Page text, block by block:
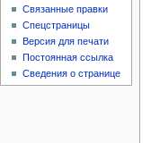
Связанные правки
Спецстраницы
Версия для печати
Постоянная ссылка
Сведения о странице